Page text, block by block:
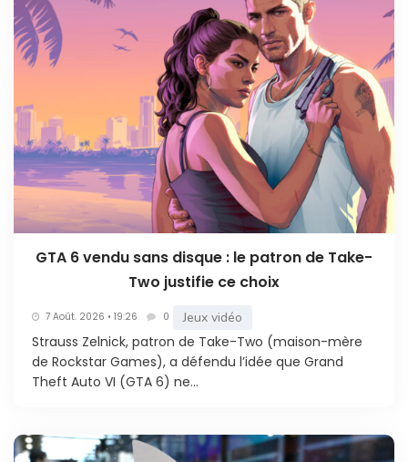
GTA 6 vendu sans disque : le patron de Take-
Two justifie ce choix
7 Août. 2026 • 19:26 0 Jeux vidéo
Strauss Zelnick, patron de Take-Two (maison-mère
de Rockstar Games), a défendu l’idée que Grand
Theft Auto VI (GTA 6) ne...